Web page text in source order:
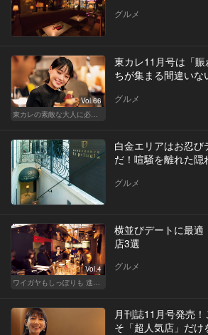
グルメ
Vol.66
東カレの素敵な大人に必要なこと
東カレ11月号は「
ちが集まる間違いな
グルメ
白金エリアはお忍
だ！喧騒を離れた隠
グルメ
Vol.4
ワイガヤもしっぽりも 進化する大人の酒場スタイル
横並びデートに最適
店3選
グルメ
月刊誌11月号発売
そ「超人気店」だけ